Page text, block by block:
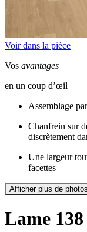
Voir dans la pièce
Vos avantages
en un coup d’œil
Assemblage
Chanfrein sur
discrètement
Une largeur
facettes
Afficher plus de photos
Lame 138